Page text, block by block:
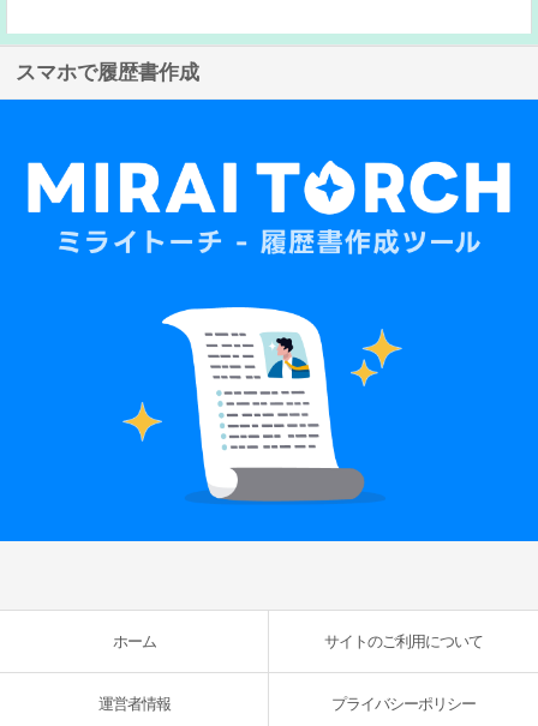
スマホで履歴書作成
ホーム サイトのご利用について
運営者情報 プライバシーポリシー